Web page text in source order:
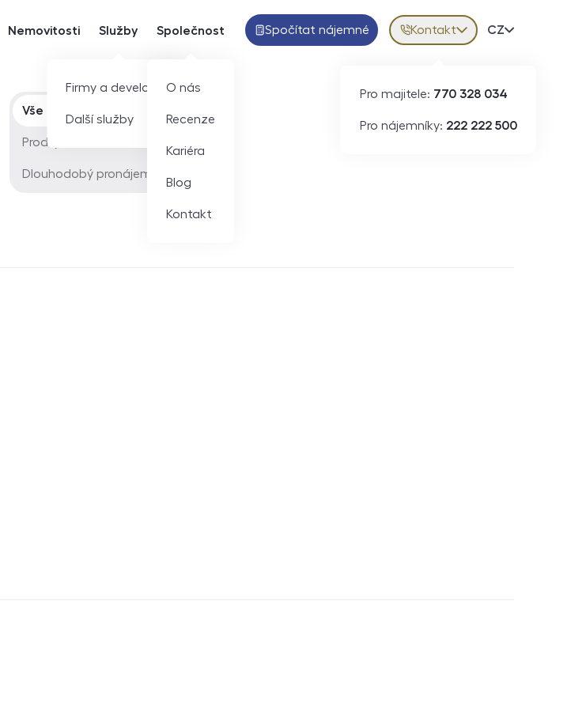
Nemovitosti Služby
Firmy a developeři
Další služby
Společnost
O nás
Recenze
Kariéra
Blog
Kontakt
Spočítat nájemné Kontakt
Pro majitele: 770 328 034
Pro nájemníky: 222 222 500
Volba
CZ
Typ nabídky
Vše
Prodej
Dlouhodobý pronájem